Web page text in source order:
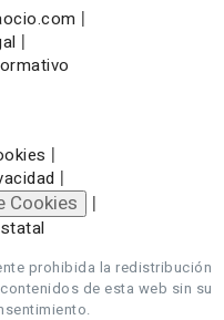
|
|
|
|
Cookies |
prohibida la redistribución
de esta web sin su